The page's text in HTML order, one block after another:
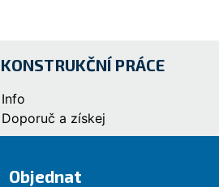
PRÁCE​
Info
Doporuč a získej
Objednat